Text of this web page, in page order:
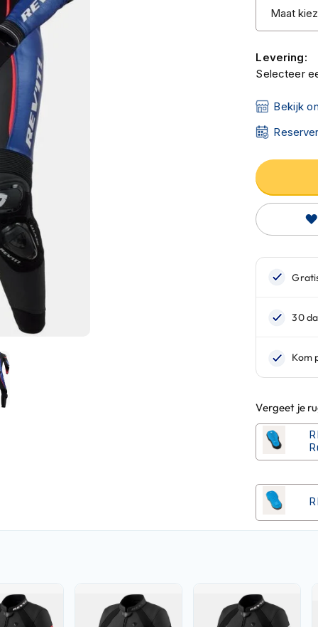
Levering:
Selecteer
Bekijk
Vergeet je